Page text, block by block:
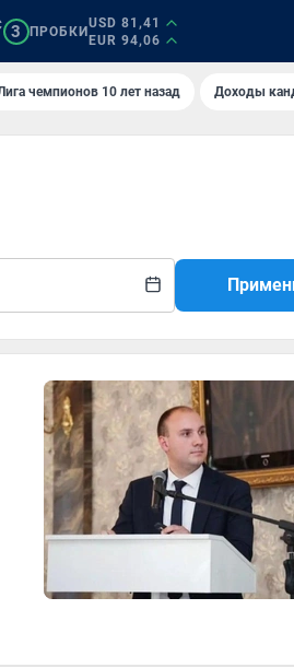
3 ПРОБКИ
USD 81,41
EUR 94,06
чемпионов 10 лет назад Доходы